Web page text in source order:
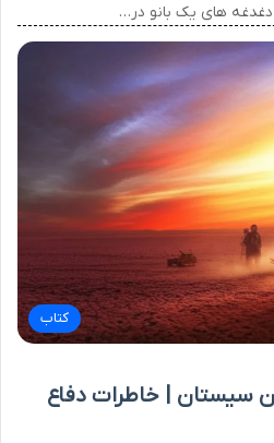
دغدغه های یک بانو در…
کتاب
سیستان | خاطرات دفاع